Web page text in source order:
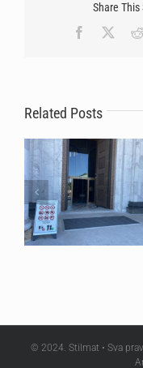
Share This
Facebook
Related Posts
Svetog Save tokom
© 2024. Stilmat • Sva